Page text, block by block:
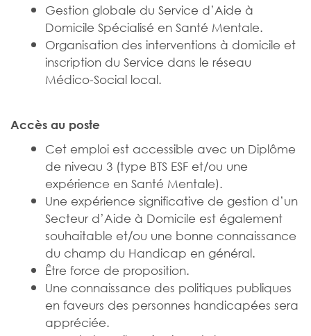
Gestion globale du Service d’Aide à
Domicile Spécialisé en Santé Mentale.
Organisation des interventions à domicile et
inscription du Service dans le réseau
Médico-Social local.
Accès au poste
Cet emploi est accessible avec un Diplôme
de niveau 3 (type BTS ESF et/ou une
expérience en Santé Mentale).
Une expérience significative de gestion d’un
Secteur d’Aide à Domicile est également
souhaitable et/ou une bonne connaissance
du champ du Handicap en général.
Être force de proposition.
Une connaissance des politiques publiques
en faveurs des personnes handicapées sera
appréciée.